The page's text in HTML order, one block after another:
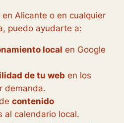
Alicante o en cualquier
puedo ayudarte a:
local en Google
de tu web en los
demanda.
contenido
al calendario local.